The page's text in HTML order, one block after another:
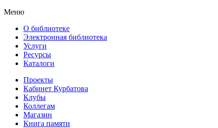
Меню
О библиотеке
Электронная библиотека
Услуги
Ресурсы
Каталоги
Проекты
Кабинет Курбатова
Клубы
Коллегам
Магазин
Книга памяти